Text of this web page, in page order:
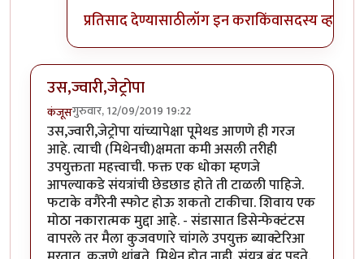
प्रतिसाद देण्यासाठीलॉग इन कराकिंवासदस्य व्हा
उस,ज्वारी,जेट्रोपा
कंजूसगुरुवार, 12/09/2019 19:22
उस,ज्वारी,जेट्रोपा यांच्यापेक्षा पूमेथड आणणे ही गरज
आहे. त्याची (मिथेनची)क्षमता कमी असली तरीही
उपयुक्तता महत्त्वाची. फक्त एक धोका म्हणजे
आपल्याकडे संयत्रांची छेडछाड होते ती टाळली पाहिजे.
फटाके वगैरेनी स्फोट होऊ शकतो टाकीचा. शिवाय एक
मोठा नकारात्मक मुद्दा आहे. - संडासात डिसेन्फेक्टंटस
वापरले तर मैला कुजवणारे चांगले उपयुक्त ब्याक्टेरिआ